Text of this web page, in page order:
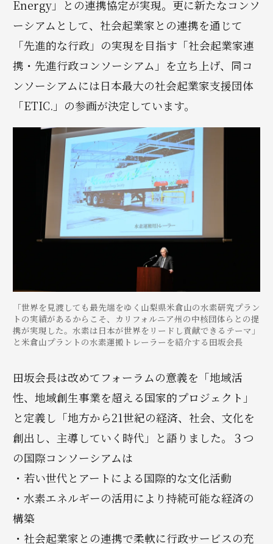
Energy」との連携協定が実現。更に新たなコンソ
ーシアムとして、社会起業家との連携を通じて
「先進的な行政」の実現を目指す「社会起業家連
携・先進行政コンソーシアム」を立ち上げ、同コ
ンソーシアムには日本最大の社会起業家支援団体
「ETIC.」の参画が決定しています。
「世界を見渡しても最先端をゆく山梨県米倉山の水素研究プラン
トの実績があるからこそ、カリフォルニア州の中核団体らとの提
携が実現した。水素は日本が世界をリードし貢献できるテーマ」
と米倉山プラントの水素運搬トレーラーを紹介する田坂会長
田坂会長は改めてフォーラムの意義を「地域活
性、地域創生事業を超える国家的プロジェクト」
と定義し「地方から21世紀の経済、社会、文化を
創出し、主導していく時代」と語りました。３つ
の国際コンソーシアムは
・若い世代とアートによる国際的な文化活動
・水素エネルギーの活用により持続可能な経済の
構築
・社会起業家との連携で柔軟に行政サービスの充